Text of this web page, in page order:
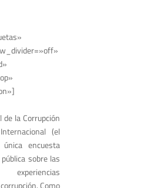
de la Corrupción
(el
encuesta
sobre las
Como